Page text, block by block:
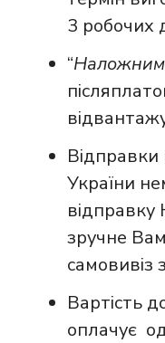
3 робочих
“Наложним
Відправки
України
зручне
самовивіз
Вартість
оплачує